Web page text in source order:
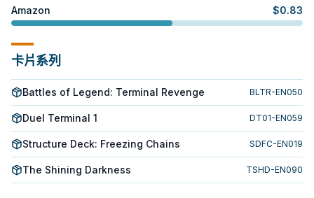
Amazon $0.83
卡片系列
Battles of Legend: Terminal Revenge BLTR-EN050
Duel Terminal 1 DT01-EN059
Structure Deck: Freezing Chains SDFC-EN019
The Shining Darkness TSHD-EN090